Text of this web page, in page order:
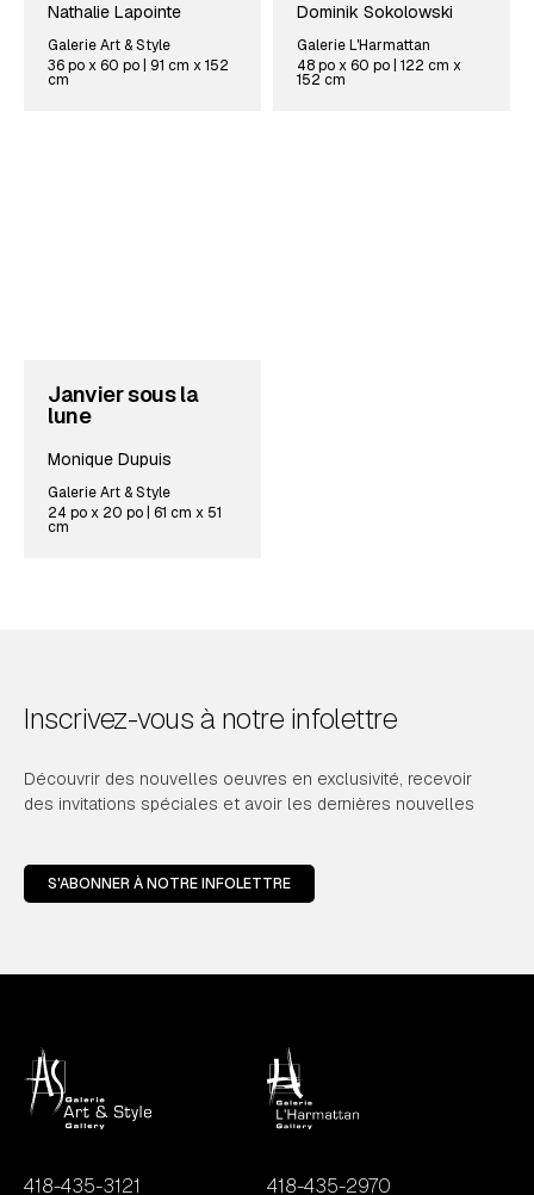
Nathalie Lapointe
Galerie Art & Style
36 po x 60 po | 91 cm x 152
cm
Dominik Sokolowski
Galerie L'Harmattan
48 po x 60 po | 122 cm x
152 cm
Janvier sous la
lune
Monique Dupuis
Galerie Art & Style
24 po x 20 po | 61 cm x 51
cm
Inscrivez-vous à notre infolettre
Découvrir des nouvelles oeuvres en exclusivité, recevoir
des invitations spéciales et avoir les dernières nouvelles
S'ABONNER À NOTRE INFOLETTRE
418-435-3121 418-435-2970